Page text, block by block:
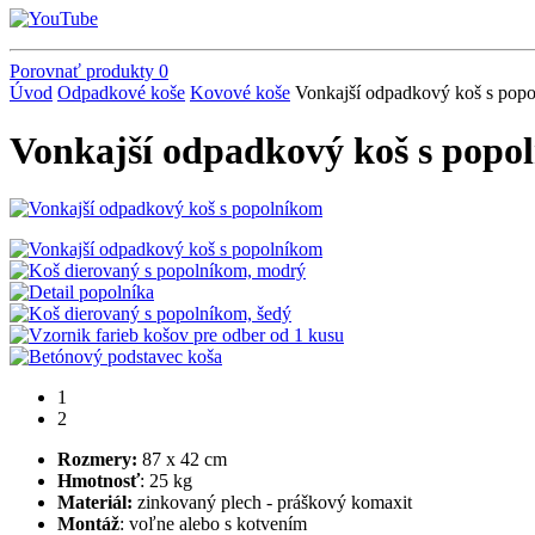
Porovnať produkty 0
Úvod Odpadkové koše Kovové koše Vonkajší odpadkový koš s
Vonkajší odpadkový koš s
1
2
Rozmery: 87 x 42 cm
Hmotnosť: 25 kg
Materiál: zinkovaný plech - práškový komaxit
Montáž: voľne alebo s kotvením